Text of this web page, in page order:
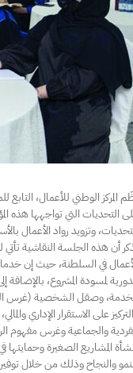
المركز الوطني للأعمال،
التحديات التي تواجهها هذه
وتزويد رواد الأعمال
في السلطنة، حيث إن
لمسودة المشروع،
وصقل الشخصية (غرس
على الاستقرار الإداري
والجماعية وغرس مفهوم
المشاريع الصغيرة
والنجاح وذلك من خلال